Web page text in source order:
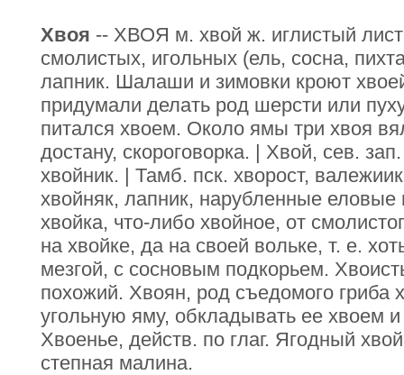
Хвоя -- ХВОЯ м. хвой ж. иглистый
смолистых, игольных (ель, сосна,
лапник. Шалаши и зимовки кроют
придумали делать род шерсти или
питался хвоем. Около ямы три хвоя
достану, скороговорка. | Хвой, сев.
хвойник. | Тамб. пск. хворост,
хвойняк, лапник, нарубленные еловые
хвойка, что-либо хвойное, от
на хвойке, да на своей вольке, т. е.
мезгой, с сосновым подкорьем.
похожий. Хвоян, род съедомого гриба
угольную яму, обкладывать ее хвоем
Хвоенье, действ. по глаг. Ягодный
степная малина.